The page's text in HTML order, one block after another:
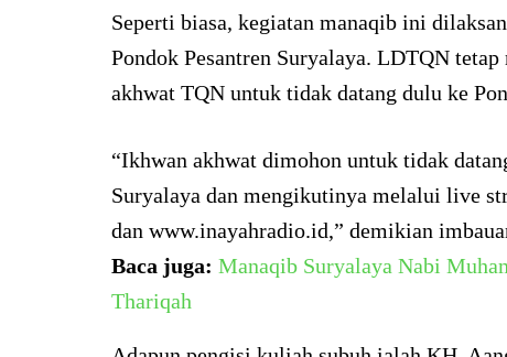
Seperti biasa, kegiatan manaqib ini
Pondok Pesantren Suryalaya. LDTQN
akhwat TQN untuk tidak datang dulu ke
“Ikhwan akhwat dimohon untuk tidak
Suryalaya dan mengikutinya melalui live
dan www.inayahradio.id,” demikian
Baca juga: Manaqib Suryalaya Nabi
Thariqah